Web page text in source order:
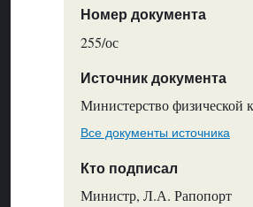
Номер документа
255/ос
Источник документа
Министерство физической
Все документы источника
Кто подписал
Министр, Л.А. Рапопорт